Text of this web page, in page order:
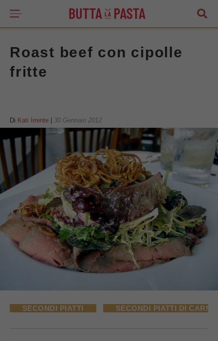
Roast beef con cipolle
fritte
Di Kati Irrente 30 Gennaio 2012
SECONDI PIATTI SECONDI PIATTI DI CARNE